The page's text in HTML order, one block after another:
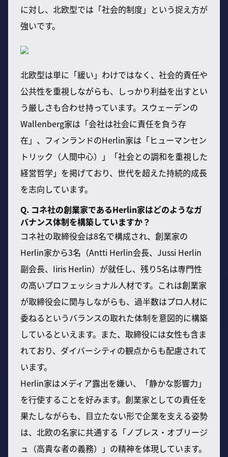
に対し、北欧型では「社会的制度」という捉え方が
強いです。
北欧型は単に「緩い」わけではなく、社会的責任や
公共性を重視しながらも、しっかり利益を出すとい
う厳しさも合わせ持っています。スウェーデンの
Wallenberg家は「会社は社会に責任を負う存
在」、フィンランドのHerlin家は「ヒューマンセン
トリック（人間中心）」「社会との調和を重視した
経営哲学」を掲げており、世代を超えた持続的成長
を志向しています。
Q. コネ社の創業家であるHerlin家はどのようなガ
バナンス体制を構築していますか？
コネ社の取締役会は8名で構成され、創業家の
Herlin家から3名（Antti Herlin会長、Jussi Herlin
副会長、Iiris Herlin）が就任し、残り5名は専門性
の高いプロフェッショナル人材です。これは創業家
が取締役会に関与しながらも、過半数はプロ人材に
委ねるというバランスの取れた体制を意図的に構築
しているといえます。また、取締役には女性も含ま
れており、ダイバーシティの観点からも配慮されて
います。
Herlin家はメディア露出を嫌い、「静かな影響力」
を行使することを好みます。創業家としての責任を
果たしながらも、目立たない形で企業を支える姿勢
は、北欧の名家に共通する「ノブレス・オブリージ
ュ（高貴な者の義務）」の精神を体現しています。